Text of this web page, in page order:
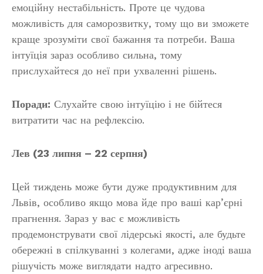
емоційну нестабільність. Проте це чудова
можливість для саморозвитку, тому що ви зможете
краще зрозуміти свої бажання та потреби. Ваша
інтуїція зараз особливо сильна, тому
прислухайтеся до неї при ухваленні рішень.
Поради: Слухайте свою інтуїцію і не бійтеся
витратити час на рефлексію.
Лев (23 липня – 22 серпня)
Цей тиждень може бути дуже продуктивним для
Львів, особливо якщо мова йде про ваші кар’єрні
прагнення. Зараз у вас є можливість
продемонструвати свої лідерські якості, але будьте
обережні в спілкуванні з колегами, адже іноді ваша
рішучість може виглядати надто агресивно.